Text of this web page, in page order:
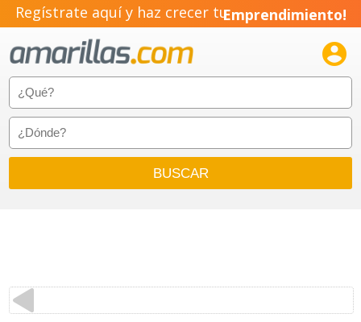
Regístrate aquí y haz crecer tuEmprendimiento!
